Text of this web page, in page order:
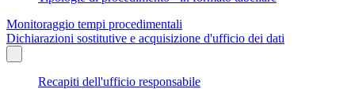
Monitoraggio tempi procedimentali
Dichiarazioni sostitutive e acquisizione d'ufficio dei dati
Recapiti dell'ufficio responsabile